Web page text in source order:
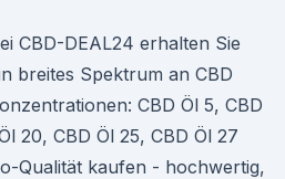
CBD-DEAL24 erhalten Sie
breites Spektrum an CBD
CBD Öl 5, CBD
20, CBD Öl 25, CBD Öl 27
Qualität kaufen - hochwertig,